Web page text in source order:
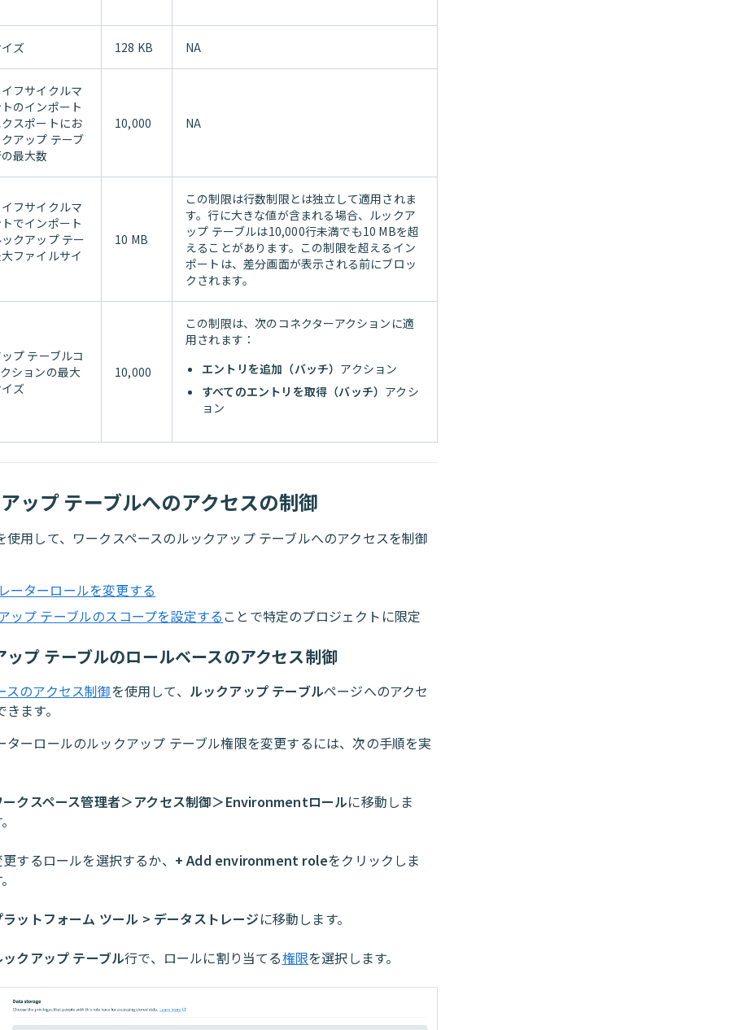
ズ 128 KB NA
フサイクルマ
のインポート
スポートにお
アップ テーブ
最大数
10,000 NA
フサイクルマ
でインポート
クアップ テー
ファイルサイ
10 MB
この制限は行数制限とは独立して適用されま
す。行に大きな値が含まれる場合、ルックア
ップ テーブルは10,000行未満でも10 MBを超
えることがあります。この制限を超えるイン
ポートは、差分画面が表示される前にブロッ
クされます。
プ テーブルコ
ションの最大
ズ
10,000
この制限は、次のコネクターアクションに適
用されます：
エントリを追加（バッチ） アクション
すべてのエントリを取得（バッチ） アクシ
ョン
ップ テーブルへのアクセスの制御
使用して、ワークスペースのルックアップ テーブルへのアクセスを制御
ーターロールを変更する
ップ テーブルのスコープを設定する ことで特定のプロジェクトに限定
ップ テーブルのロールベースのアクセス制御
スのアクセス制御を使用して、 ルックアップ テーブルページへのアクセ
ます。
ターロールのルックアップ テーブル権限を変更するには、次の手順を実
ークスペース管理者＞アクセス制御＞Environmentロールに移動しま
するロールを選択するか、 + Add environment roleをクリックしま
ラットフォーム ツール > データストレージに移動します。
ックアップ テーブル行で、ロールに割り当てる権限を選択します。